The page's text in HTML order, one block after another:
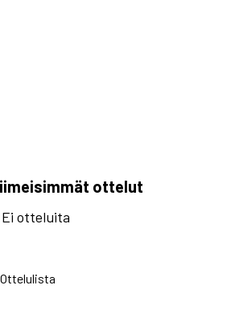
ottelut
Ei otteluita
Ottelulista